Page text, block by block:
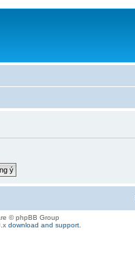
© phpBB Group
download and support.